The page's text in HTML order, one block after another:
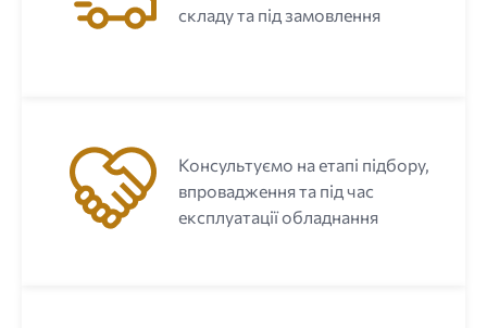
складу та під замовлення
Консультуємо на етапі підбору,
впровадження та під час
експлуатації обладнання